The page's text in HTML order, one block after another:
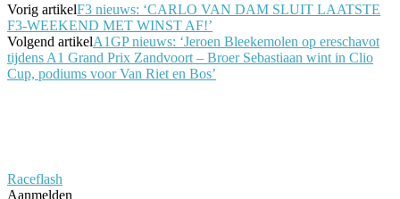
Vorig artikelF3 nieuws: ‘CARLO VAN DAM SLUIT LAATSTE
F3-WEEKEND MET WINST AF!’
Volgend artikelA1GP nieuws: ‘Jeroen Bleekemolen op ereschavot
tijdens A1 Grand Prix Zandvoort – Broer Sebastiaan wint in Clio
Cup, podiums voor Van Riet en Bos’
Raceflash
Aanmelden